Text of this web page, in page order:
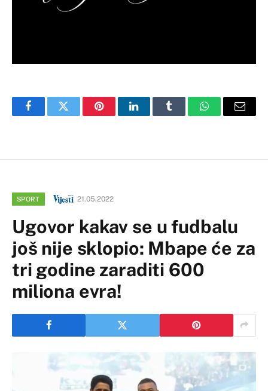
FacebookTwitter PinterestLinkedInTumblr WhatsAppEmail
SPORT 21.05.2022
Ugovor kakav se u fudbalu
još nije sklopio: Mbape će za
tri godine zaraditi 600
miliona evra!